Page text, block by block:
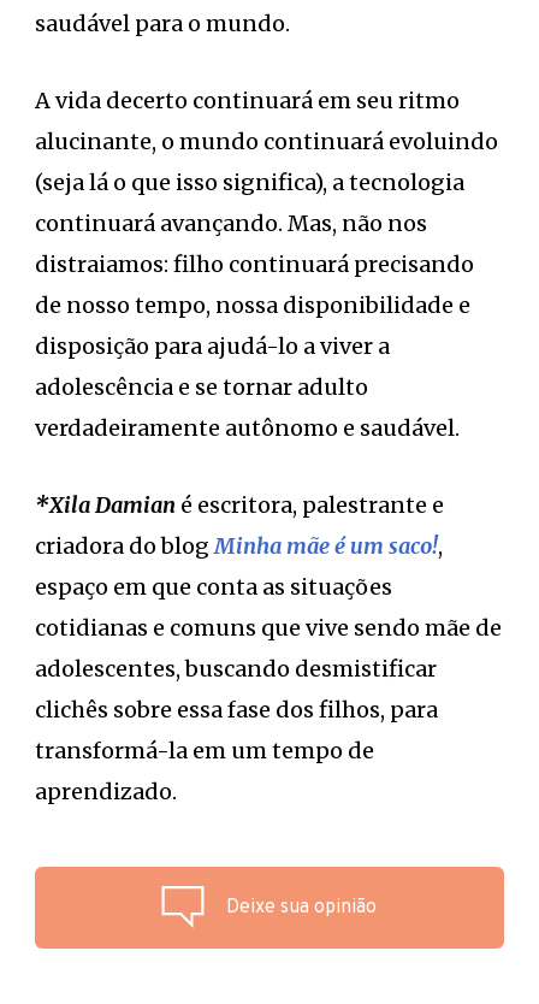
saudável para o mundo.
A vida decerto continuará em seu ritmo
alucinante, o mundo continuará evoluindo
(seja lá o que isso significa), a tecnologia
continuará avançando. Mas, não nos
distraiamos: filho continuará precisando
de nosso tempo, nossa disponibilidade e
disposição para ajudá-lo a viver a
adolescência e se tornar adulto
verdadeiramente autônomo e saudável.
*Xila Damian é escritora, palestrante e
criadora do blogMinha mãe é um saco!,
espaço em que conta as situações
cotidianas e comuns que vive sendo mãe de
adolescentes, buscando desmistificar
clichês sobre essa fase dos filhos, para
transformá-la em um tempo de
aprendizado.
Deixe sua opinião